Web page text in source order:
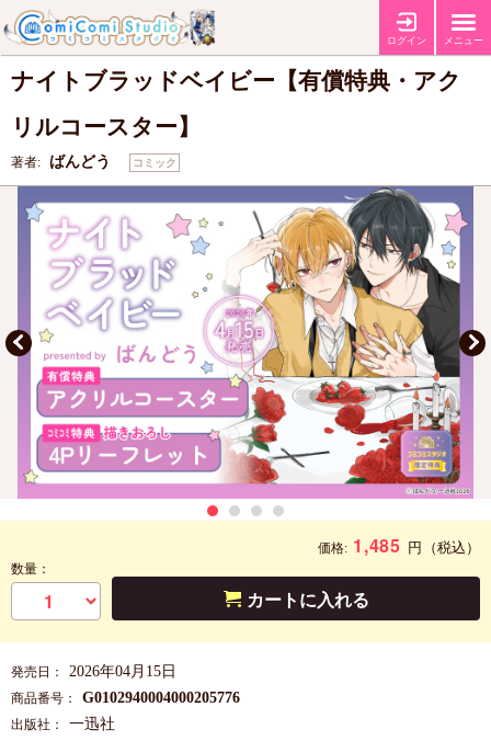
ログイン メニュー
特典 【有償特典・『ナイトブラッドベイビー』アクリルコースター】
【コミ
コミ特典4Pリーフレット】
ナイトブラッドベイビー【有償特典・アク
リルコースター】
著者: ばんどう コミック
価格: 1,485 円 （税込）
数量：
カートに入れる
発売日： 2026年04月15日
商品番号： G0102940004000205776
出版社： 一迅社